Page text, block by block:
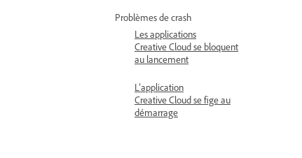
Problèmes de crash
Les applications
Creative Cloud se bloquent
au lancement
L’application
Creative Cloud se fige au
démarrage